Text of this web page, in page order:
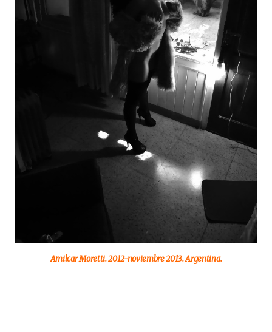
Amilcar Moretti. 2012-noviembre 2013. Argentina.